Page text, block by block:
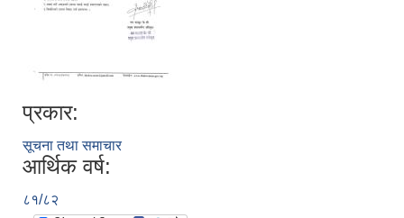
प्रकार:
सूचना तथा समाचार
आर्थिक वर्ष:
८१/८२